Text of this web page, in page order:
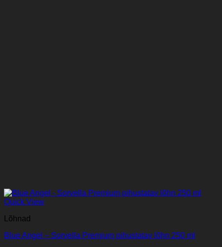
Quick View
Lõhnad
Blue Angel – Sorvella Premium pihustatav lõhn 250 ml